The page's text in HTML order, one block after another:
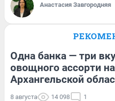
Анастасия Завгородняя
Одна банка — три
овощного ассорти
Архангельской
8 августа 14 098 1